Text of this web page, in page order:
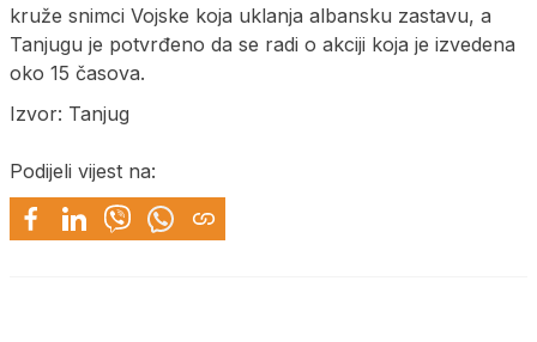
kruže snimci Vojske koja uklanja albansku zastavu, a
Tanjugu je potvrđeno da se radi o akciji koja je izvedena
oko 15 časova.
Izvor: Tanjug
Podijeli vijest na: